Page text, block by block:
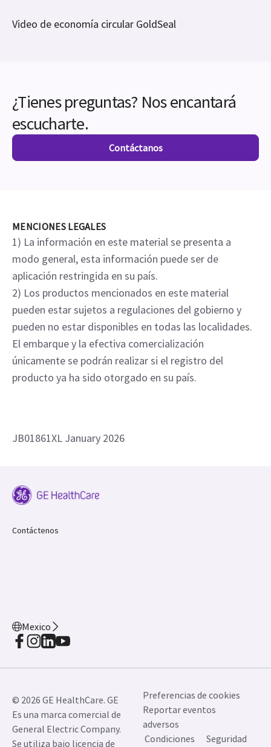
Video de economía circular GoldSeal
¿Tienes preguntas? Nos encantará
escucharte.
Contáctanos
MENCIONES LEGALES
1) La información en este material se presenta a
modo general, esta información puede ser de
aplicación restringida en su país.
2) Los productos mencionados en este material
pueden estar sujetos a regulaciones del gobierno y
pueden no estar disponibles en todas las localidades.
El embarque y la efectiva comercialización
únicamente se podrán realizar si el registro del
producto ya ha sido otorgado en su país.
JB01861XL January 2026
Contáctenos
Mexico
© 2026 GE HealthCare. GE
Es una marca comercial de
General Electric Company.
Se utiliza bajo licencia de
Preferencias de cookies
Reportar eventos
adversos
Condiciones
Seguridad